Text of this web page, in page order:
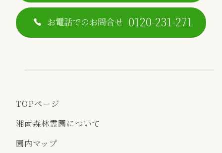
お電話でのお問合せ 0120-231-271
TOPページ
湘南森林霊園について
園内マップ